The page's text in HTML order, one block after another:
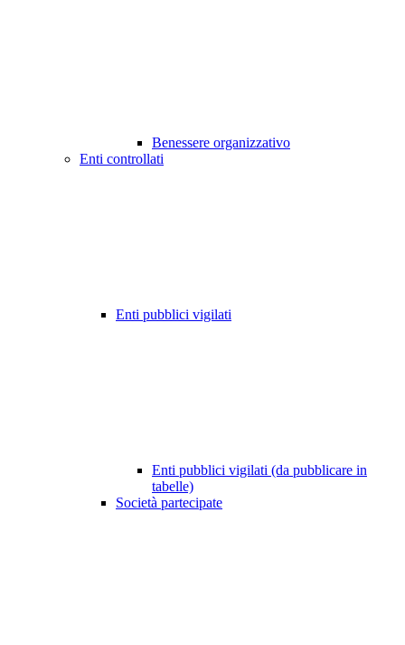
Benessere organizzativo
Enti controllati
Enti pubblici vigilati
Enti pubblici vigilati (da pubblicare in
tabelle)
Società partecipate